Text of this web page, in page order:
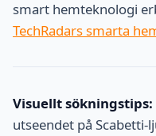
smart hemteknologi
TechRadars smarta
Visuellt sökningstips:
utseendet på